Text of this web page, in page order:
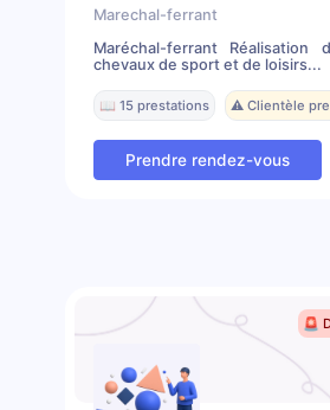
Marechal-ferrant
Maréchal-ferrant Réalisation
chevaux de sport et de loisirs...
📖 15 prestations ⚠️ Clientèle
Prendre rendez-vous
🚨